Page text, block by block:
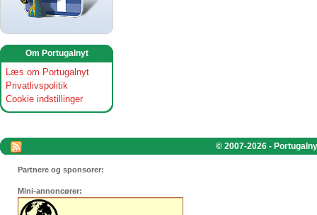
Om Portugalnyt
Læs om Portugalnyt
Privatlivspolitik
Cookie indstillinger
© 2007-2026 -
Partnere og sponsorer:
Mini-annoncører: